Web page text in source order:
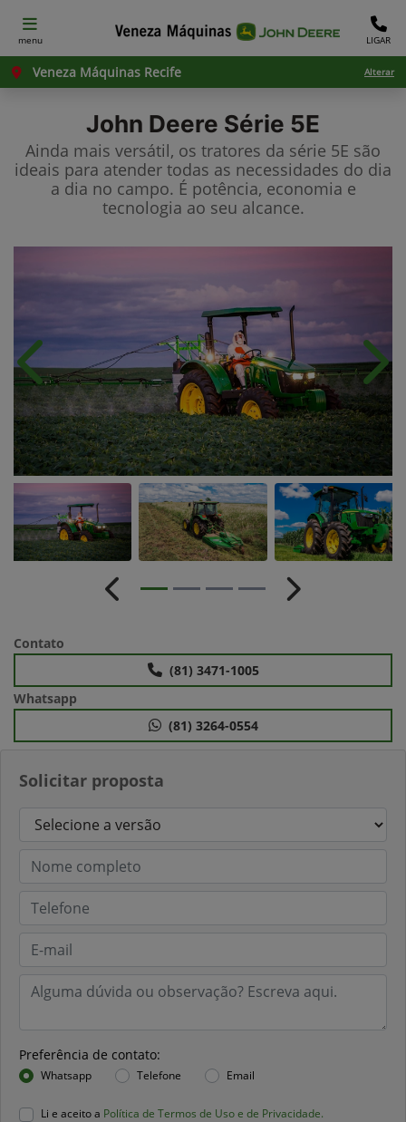
menu LIGAR
Veneza Máquinas Recife Alterar
John Deere Série 5E
Ainda mais versátil, os tratores da série 5E são
ideais para atender todas as necessidades do dia
a dia no campo. É potência, economia e
tecnologia ao seu alcance.
Solicitar proposta
Preferência de contato:
Whatsapp Telefone Email
Li e aceito a Política de Termos de Uso e de Privacidade.
Anterior
Anterior Próximo
Contato
(81) 3471-1005
Whatsapp
(81) 3264-0554